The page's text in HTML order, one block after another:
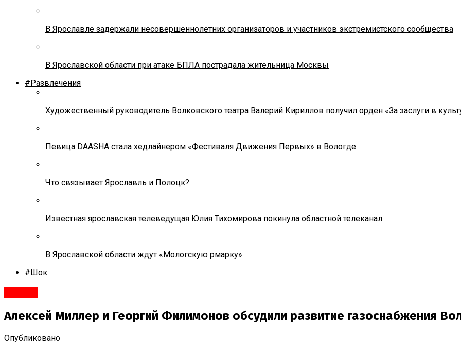
В Ярославле задержали несовершеннолетних организаторов и участников экстремистского сообщества
В Ярославской области при атаке БПЛА пострадала жительница Москвы
#Развлечения
Художественный руководитель Волковского театра Валерий Кириллов получил орден «За заслуги в
Певица DAASHA стала хедлайнером «Фестиваля Движения Первых» в Вологде
Что связывает Ярославль и Полоцк?
Известная ярославская телеведущая Юлия Тихомирова покинула областной телеканал
В Ярославской области ждут «Мологскую рмарку»
#Шок
Алексей Миллер и Георгий Филимонов обсудили развитие газоснабжения
Опубликовано